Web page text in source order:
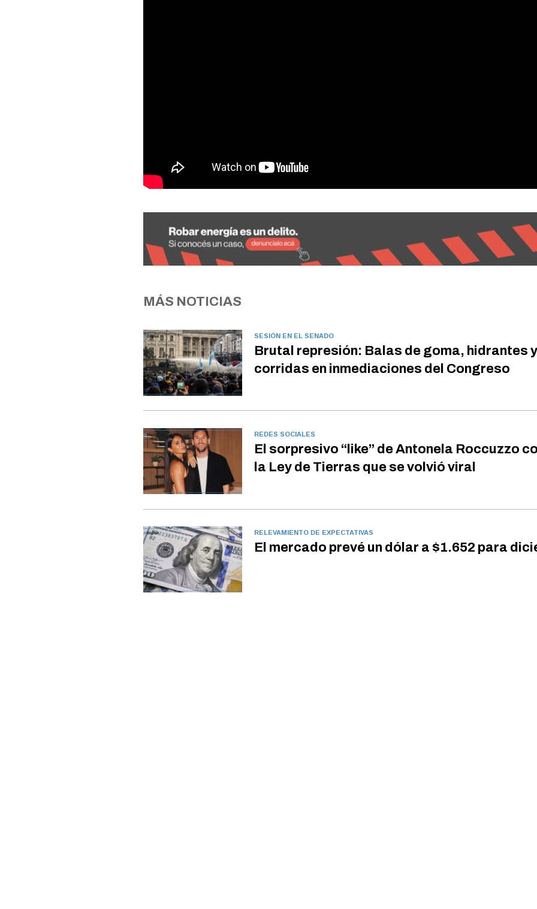
MÁS NOTICIAS
SESIÓN EN EL SENADO
Brutal represión: Balas de goma, hidrantes y
corridas en inmediaciones del Congreso
REDES SOCIALES
El sorpresivo “like” de Antonela Roccuzzo
la Ley de Tierras que se volvió viral
RELEVAMIENTO DE EXPECTATIVAS
El mercado prevé un dólar a $1.652 para